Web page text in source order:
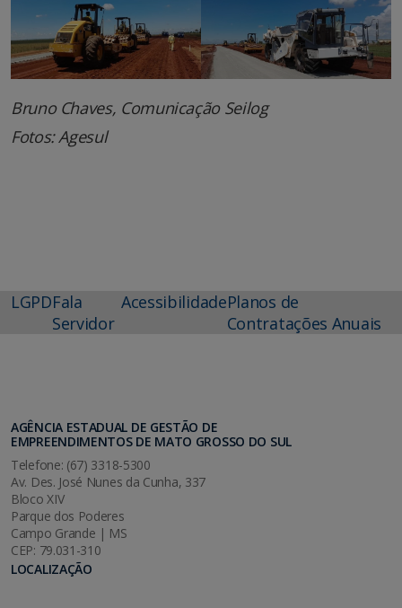
Bruno Chaves, Comunicação Seilog
Fotos: Agesul
LGPDFala
Servidor
AcessibilidadePlanos de
Contratações Anuais
AGÊNCIA ESTADUAL DE GESTÃO DE
EMPREENDIMENTOS DE MATO GROSSO DO SUL
Telefone: (67) 3318-5300
Av. Des. José Nunes da Cunha, 337
Bloco XIV
Parque dos Poderes
Campo Grande | MS
CEP: 79.031-310
LOCALIZAÇÃO